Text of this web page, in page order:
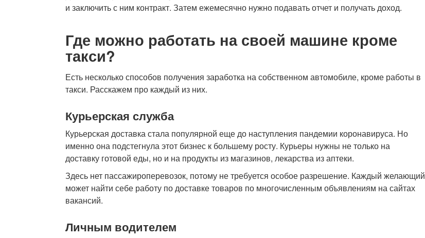
и заключить с ним контракт. Затем ежемесячно нужно подавать отчет и получать доход.
Где можно работать на своей машине кроме
такси?
Есть несколько способов получения заработка на собственном автомобиле, кроме работы в
такси. Расскажем про каждый из них.
Курьерская служба
Курьерская доставка стала популярной еще до наступления пандемии коронавируса. Но
именно она подстегнула этот бизнес к большему росту. Курьеры нужны не только на
доставку готовой еды, но и на продукты из магазинов, лекарства из аптеки.
Здесь нет пассажироперевозок, потому не требуется особое разрешение. Каждый желающий
может найти себе работу по доставке товаров по многочисленным объявлениям на сайтах
вакансий.
Личным водителем